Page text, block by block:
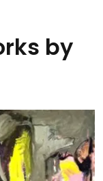
by